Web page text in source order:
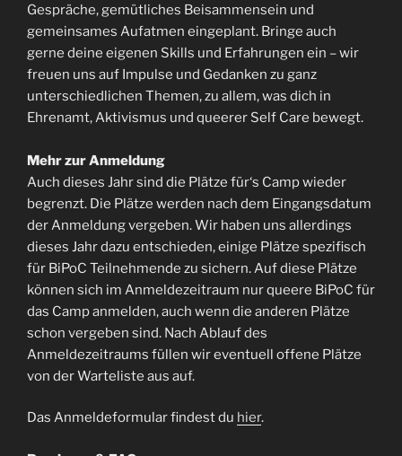
Gespräche, gemütliches Beisammensein und
gemeinsames Aufatmen eingeplant. Bringe auch
gerne deine eigenen Skills und Erfahrungen ein – wir
freuen uns auf Impulse und Gedanken zu ganz
unterschiedlichen Themen, zu allem, was dich in
Ehrenamt, Aktivismus und queerer Self Care bewegt.
Mehr zur Anmeldung
Auch dieses Jahr sind die Plätze für‘s Camp wieder
begrenzt. Die Plätze werden nach dem Eingangsdatum
der Anmeldung vergeben. Wir haben uns allerdings
dieses Jahr dazu entschieden, einige Plätze spezifisch
für BiPoC Teilnehmende zu sichern. Auf diese Plätze
können sich im Anmeldezeitraum nur queere BiPoC für
das Camp anmelden, auch wenn die anderen Plätze
schon vergeben sind. Nach Ablauf des
Anmeldezeitraums füllen wir eventuell offene Plätze
von der Warteliste aus auf.
Das Anmeldeformular findest du hier.